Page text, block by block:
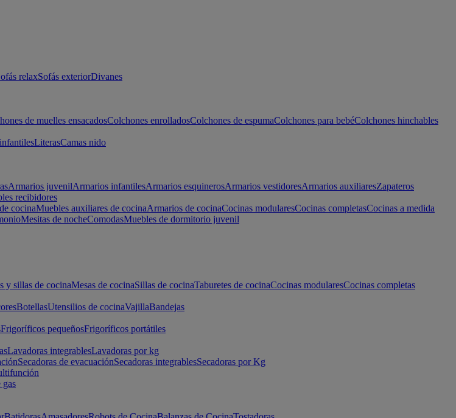
relaxSofás exteriorDivanes
de muelles ensacadosColchones enrolladosColchones de espumaColchones para bebéColchones hinchables
LiterasCamas nido
Armarios juvenilArmarios infantilesArmarios esquinerosArmarios vestidoresArmarios auxiliaresZapateros
recibidores
cocinaMuebles auxiliares de cocinaArmarios de cocinaCocinas modularesCocinas completasCocinas a medida
Mesitas de nocheComodasMuebles de dormitorio juvenil
y sillas de cocinaMesas de cocinaSillas de cocinaTaburetes de cocinaCocinas modularesCocinas completas
BotellasUtensilios de cocinaVajillaBandejas
Frigoríficos pequeñosFrigoríficos portátiles
Lavadoras integrablesLavadoras por kg
Secadoras de evacuaciónSecadoras integrablesSecadoras por Kg
gas